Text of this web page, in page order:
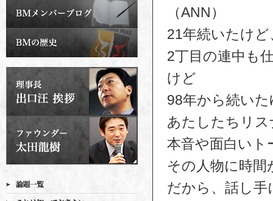
（ANN）
21年続いたけ
2丁目の連中も
けど
98年から続い
あたしたちリ
本音や面白い
その人物に時
だから、話し